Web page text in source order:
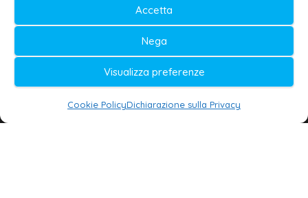
Accetta
Nega
Visualizza preferenze
Cookie PolicyDichiarazione sulla Privacy
Stampa Tribunale di Lecce
Editore e direttore responsabile:
Daniele G. Masciullo
Galatina24 è marchio registrato dal Ministero
delle Imprese